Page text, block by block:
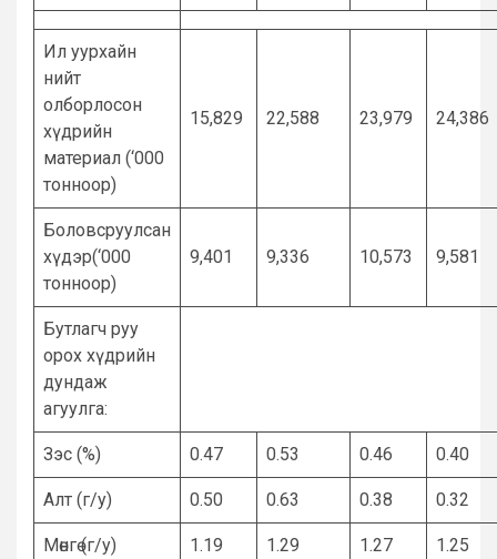
Ил уурхайн
нийт
олборлосон
хүдрийн
материал (‘000
тонноор)
15,829 22,588 23,979 24,386
Боловсруулсан
хүдэр(‘000
тонноор)
9,401 9,336 10,573 9,581
Бутлагч руу
орох хүдрийн
дундаж
агуулга:
Зэс (%) 0.47 0.53 0.46 0.40
Алт (г/у) 0.50 0.63 0.38 0.32
Мөнгө (г/у) 1.19 1.29 1.27 1.25